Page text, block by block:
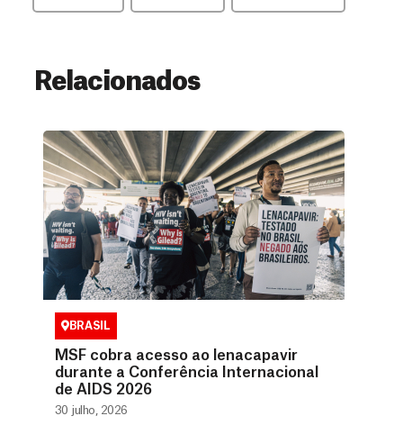
Relacionados
BRASIL
MSF cobra acesso ao lenacapavir
durante a Conferência Internacional
de AIDS 2026
30 julho, 2026